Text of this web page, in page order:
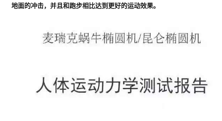
地面的冲击，并且和跑步相比达到更好的运动效果。